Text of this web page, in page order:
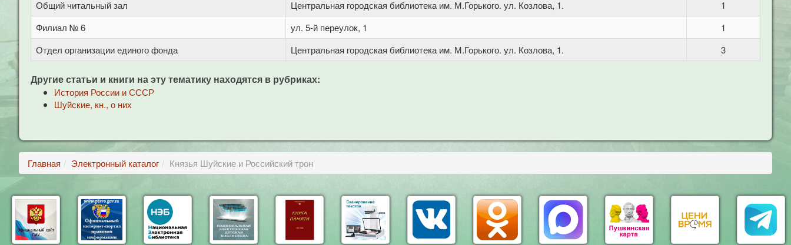
Общий читальный зал
Центральная городская библиотека им. М.Горького. ул. Козлова, 1.
1
Филиал № 6
ул. 5-й переулок, 1
1
Отдел организации единого фонда
Центральная городская библиотека им. М.Горького. ул. Козлова, 1. 3
Другие статьи и книги на эту тематику находятся в рубриках:
История России и СССР
Шуйские, кн., о них
Главная Электронный каталог Князья Шуйские и Российский трон